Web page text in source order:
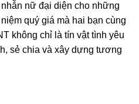
nữ đại diện cho những
quý giá mà hai bạn cùng
không chỉ là tín vật tình yêu
sẻ chia và xây dựng tương